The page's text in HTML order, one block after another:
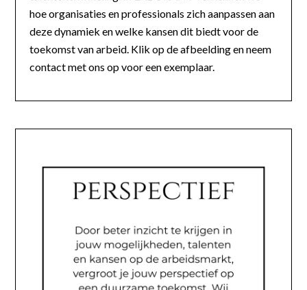
hoe organisaties en professionals zich aanpassen aan
deze dynamiek en welke kansen dit biedt voor de
toekomst van arbeid. Klik op de afbeelding en neem
contact met ons op voor een exemplaar.